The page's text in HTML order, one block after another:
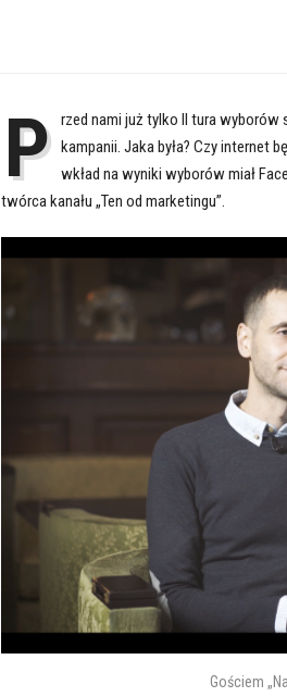
P rzed nami już tylko II tura
kampanii. Jaka była? Czy internet
wkład na wyniki wyborów miał
twórca kanału „Ten od marketingu”.
Gościem